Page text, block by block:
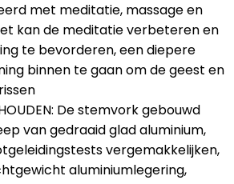
met meditatie, massage en
kan de meditatie verbeteren en
te bevorderen, een diepere
binnen te gaan om de geest en
De stemvork gebouwd
van gedraaid glad aluminium,
vergemakkelijken,
aluminiumlegering,